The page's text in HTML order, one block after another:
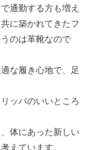
通勤する方も増え
に築かれてきたフ
のは革靴なので
な履き心地で、足
ッパのいいところ
体にあった新しい
えています。